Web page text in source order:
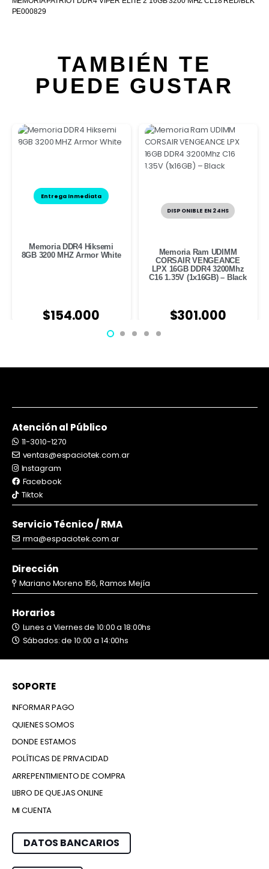
PE000829
TAMBIÉN TE
PUEDE GUSTAR
Entrega Inmediata
Memoria DDR4 Hiksemi
8GB 3200 MHZ Armor White
$154.000
DISPONIBLE EN 24HS
Memoria Ram UDIMM
CORSAIR VENGEANCE
LPX 16GB DDR4 3200Mhz
C16 1.35V (1x16GB) – Black
$301.000
Atención al Público
11-3010-1270
ventas@espaciotek.com.ar
Instagram
Facebook
Tiktok
Servicio Técnico / RMA
rma@espaciotek.com.ar
Dirección
Mariano Moreno 156, Ramos Mejía
Horarios
Lunes a Viernes de 10:00 a 18:00hs
Sábados: de 10:00 a 14:00hs
SOPORTE
INFORMAR PAGO
QUIENES SOMOS
DONDE ESTAMOS
POLÍTICAS DE PRIVACIDAD
ARREPENTIMIENTO DE COMPRA
LIBRO DE QUEJAS ONLINE
MI CUENTA
DATOS BANCARIOS